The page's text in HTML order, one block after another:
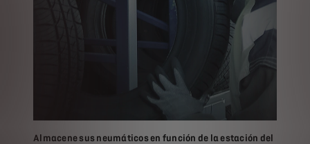
Almacene sus neumáticos en función de la estación del